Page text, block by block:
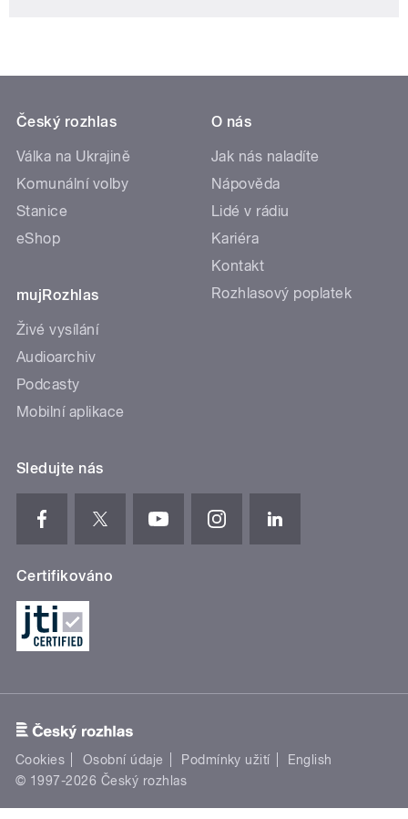
Český rozhlas
Válka na Ukrajině
Komunální volby
Stanice
eShop
mujRozhlas
Živé vysílání
Audioarchiv
Podcasty
Mobilní aplikace
O nás
Jak nás naladíte
Nápověda
Lidé v rádiu
Kariéra
Kontakt
Rozhlasový poplatek
Sledujte nás
Certifikováno
Cookies Osobní údaje Podmínky užití
English
© 1997-2026 Český rozhlas